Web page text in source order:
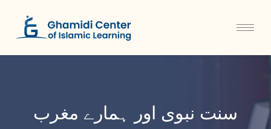
سنت نبوی اور ہمارے مغرب